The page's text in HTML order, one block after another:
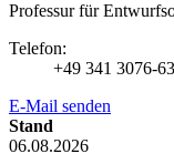
Professur für
Telefon:
+49 341 3076-
E-Mail senden
Stand
06.08.2026